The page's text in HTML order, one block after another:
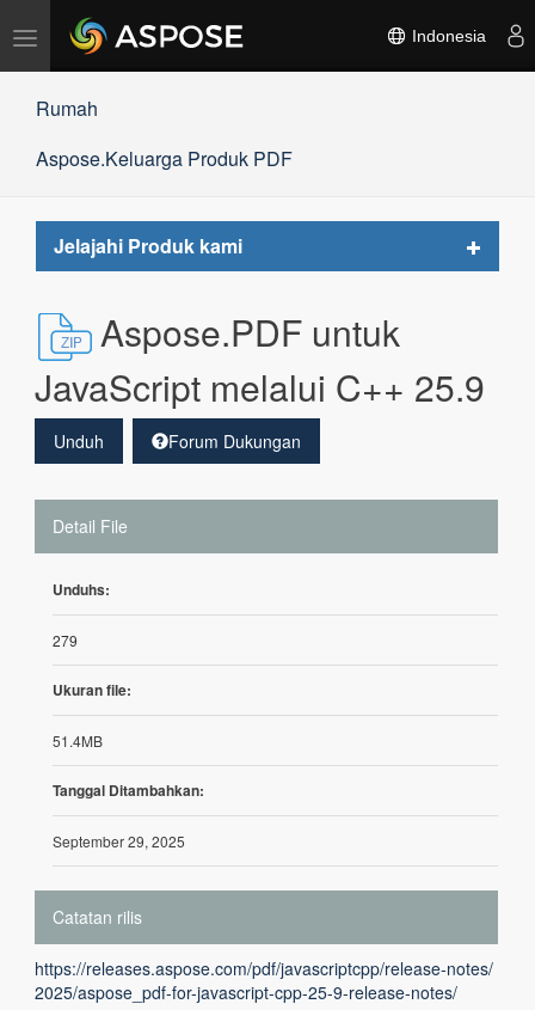
Alihkan
navigasi
Indonesia
Rumah
Aspose.Keluarga Produk PDF
Jelajahi Produk kami
Toggle
Aspose.PDF untuk
JavaScript melalui C++ 25.9
Unduh Forum Dukungan
Detail File
Unduhs:
279
Ukuran file:
51.4MB
Tanggal Ditambahkan:
September 29, 2025
Catatan rilis
https://releases.aspose.com/pdf/javascriptcpp/release-notes/
2025/aspose_pdf-for-javascript-cpp-25-9-release-notes/